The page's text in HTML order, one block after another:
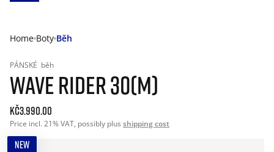
Home Boty Běh
PÁNSKÉ běh
WAVE RIDER 30(M)
Kč3.990.00
Price incl. 21% VAT, possibly plus shipping cost
NEW